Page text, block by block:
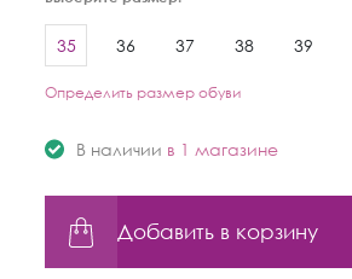
35 36 37 38 39
Определить размер обуви
В наличии в 1 магазине
Добавить в корзину